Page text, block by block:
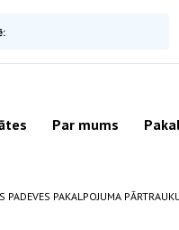
Par mums
PADEVES PAKALPOJUMA